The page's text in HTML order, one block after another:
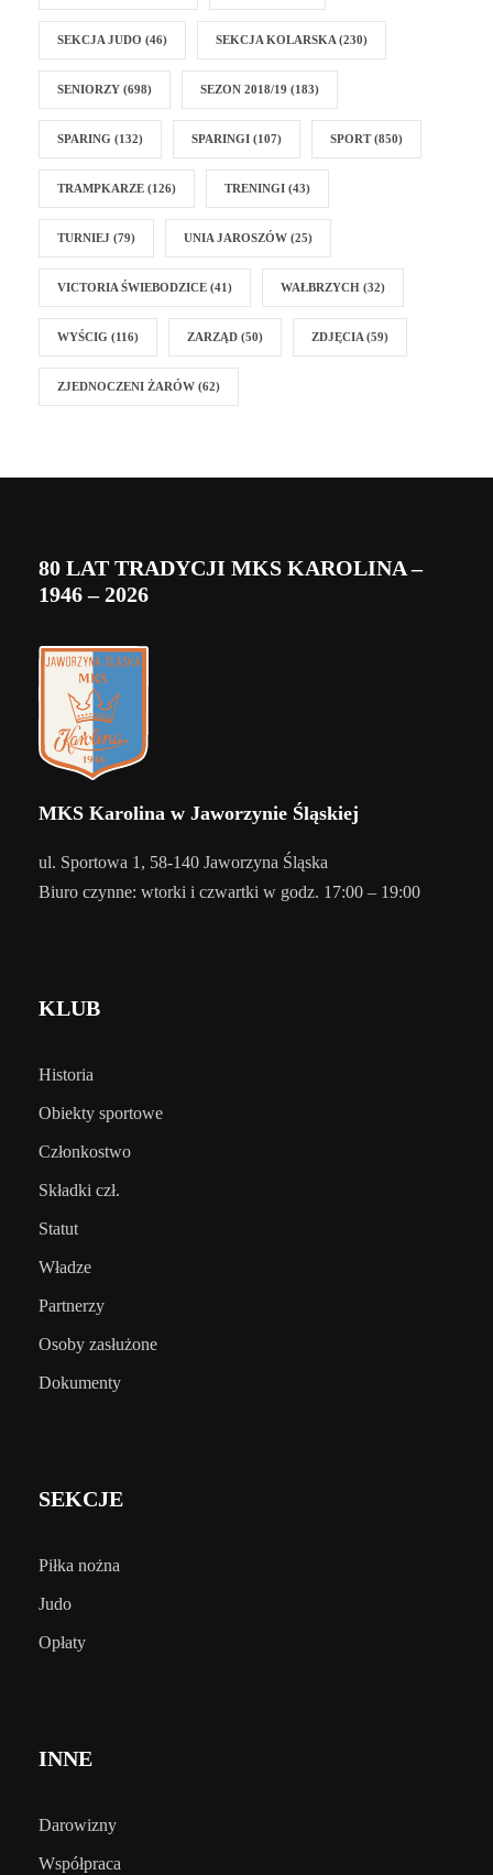
SEKCJA JUDO (46) SEKCJA KOLARSKA (230)
SENIORZY (698) SEZON 2018/19 (183)
SPARING (132) SPARINGI (107) SPORT(850)
TRAMPKARZE (126) TRENINGI (43)
TURNIEJ (79) UNIA JAROSZÓW (25)
VICTORIA ŚWIEBODZICE (41) WAŁBRZYCH (32)
WYŚCIG (116) ZARZĄD (50) ZDJĘCIA (59)
ZJEDNOCZENI ŻARÓW (62)
80 LAT TRADYCJI MKS KAROLINA –
1946 – 2026
MKS Karolina w Jaworzynie Śląskiej
ul. Sportowa 1, 58-140 Jaworzyna Śląska
Biuro czynne: wtorki i czwartki w godz. 17:00 – 19:00
KLUB
Historia
Obiekty sportowe
Członkostwo
Składki czł.
Statut
Władze
Partnerzy
Osoby zasłużone
Dokumenty
SEKCJE
Piłka nożna
Judo
Opłaty
INNE
Darowizny
Współpraca